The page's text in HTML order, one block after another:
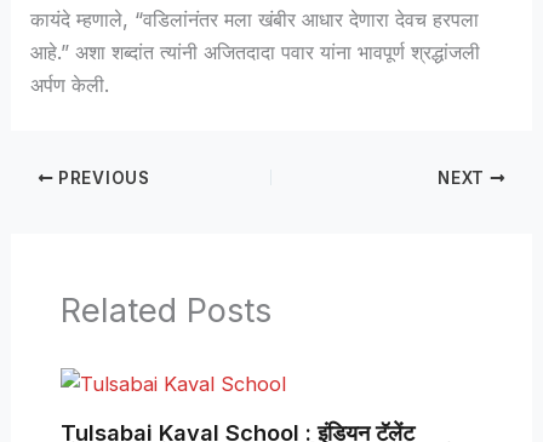
कायंदे म्हणाले, “वडिलांनंतर मला खंबीर आधार देणारा देवच हरपला
आहे.” अशा शब्दांत त्यांनी अजितदादा पवार यांना भावपूर्ण श्रद्धांजली
अर्पण केली.
PREVIOUS NEXT
Related Posts
Tulsabai Kaval School : इंडियन टॅलेंट